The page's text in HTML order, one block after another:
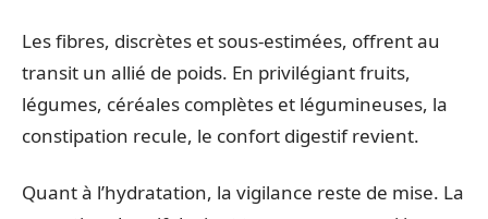
Les fibres, discrètes et sous-estimées, offrent au
transit un allié de poids. En privilégiant fruits,
légumes, céréales complètes et légumineuses, la
constipation recule, le confort digestif revient.
Quant à l’hydratation, la vigilance reste de mise. La